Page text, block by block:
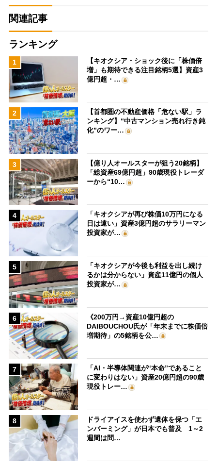
関連記事
ランキング
1
【キオクシア・ショック後に「株価倍
増」も期待できる注目銘柄5選】資産3
億円超・…
2
【首都圏の不動産価格「危ない駅」ラ
ンキング】“中古マンション売れ行き鈍
化”のワー…
3
【億り人オールスターが狙う20銘柄】
「総資産69億円超」90歳現役トレーダ
ーから“10…
4
「キオクシアが再び株価10万円になる
日は遠い」資産3億円超のサラリーマン
投資家が…
5
「キオクシアが今後も利益を出し続け
るかは分からない」資産11億円の個人
投資家が…
6
《200万円→資産10億円超の
DAIBOUCHOU氏が「年末までに株価倍
増期待」の5銘柄を公…
7
「AI・半導体関連が“本命”であること
に変わりはない」資産20億円超の90歳
現役トレー…
8
ドライアイスを使わず遺体を保つ「エ
ンバーミング」が日本でも普及 1～2
週間は問…